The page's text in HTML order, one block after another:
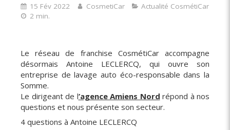
15 Fév 2022 CosmetiCar
Actualité CosmétiCar
2 min.
Le réseau de franchise CosmétiCar accompagne
désormais Antoine LECLERCQ, qui ouvre son
entreprise de lavage auto éco-responsable dans la
Somme.
Le dirigeant de l’agence Amiens Nord répond à nos
questions et nous présente son secteur.
4 questions à Antoine LECLERCQ